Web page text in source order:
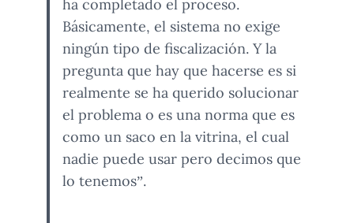
ha completado el proceso.
Básicamente, el sistema no exige
ningún tipo de fiscalización. Y la
pregunta que hay que hacerse es si
realmente se ha querido solucionar
el problema o es una norma que es
como un saco en la vitrina, el cual
nadie puede usar pero decimos que
lo tenemos”.